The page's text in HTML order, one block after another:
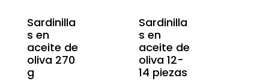
Sardinilla
s en
aceite de
oliva 270
g
Sardinilla
s en
aceite de
oliva 12-
14 piezas